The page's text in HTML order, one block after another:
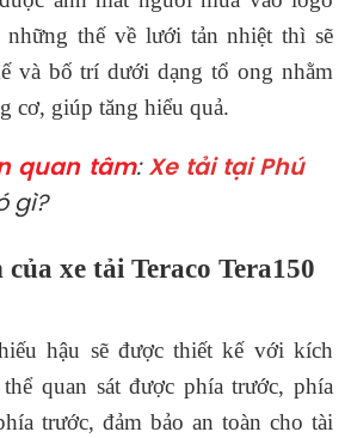
những thế về lưới tản nhiệt thì sẽ
và bố trí dưới dạng tổ ong nhằm
cơ, giúp tăng hiểu quả.
quan tâm: Xe tải tại Phú
gì?
xe tải Teraco Tera150
hậu sẽ được thiết kế với kích
quan sát được phía trước, phía
trước, đảm bảo an toàn cho tài